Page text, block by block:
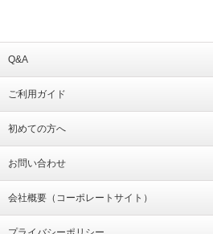
Q&A
ご利用ガイド
初めての方へ
お問い合わせ
会社概要（コーポレートサイト）